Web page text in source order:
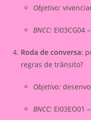
Objetivo:
BNCC: EI03CG04
Roda de conversa:
regras de trânsito?
Objetivo:
BNCC: EI03EO01